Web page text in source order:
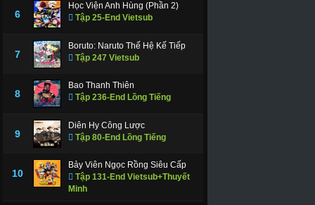
6
Học Viện Anh Hùng (Phần 2)
Tập 25-End Vietsub
7
Boruto: Naruto Thế Hệ Kế Tiếp
Tập 247 Vietsub
8
Bao Thanh Thiên
Tập 236-End Lồng Tiếng
9
Diên Hy Công Lược
Tập 80-End Lồng Tiếng
10
Bảy Viên Ngọc Rồng Siêu Cấp
Tập 131-End Vietsub+Thuyết
Minh